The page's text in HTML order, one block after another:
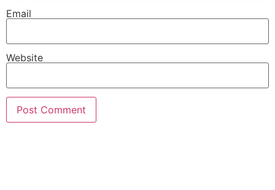
Email
Website